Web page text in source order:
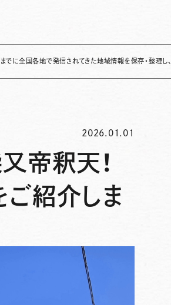
で発信されてきた地域情報を保存・整理し、継続的に提供
2026.01.01
帝釈天！
ご紹介しま